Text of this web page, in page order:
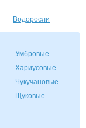
Водоросли
Умбровые
Хариусовые
Чукучановые
Щуковые